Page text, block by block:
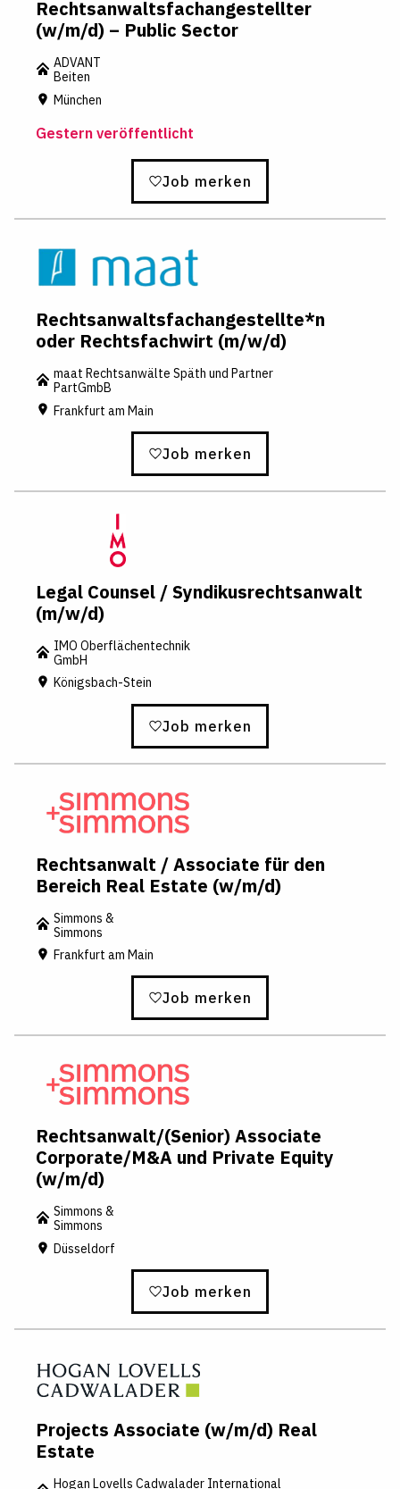
Rechtsanwaltsfachangestellter
(w/m/d) – Public Sector
ADVANT
Beiten
München
Gestern veröffentlicht
Job merken
Rechtsanwaltsfachangestellte*n
oder Rechtsfachwirt (m/w/d)
maat Rechtsanwälte Späth und Partner
PartGmbB
Frankfurt am Main
Job merken
Legal Counsel / Syndikusrechtsanwalt
(m/w/d)
IMO Oberflächentechnik
GmbH
Königsbach-Stein
Job merken
Rechtsanwalt / Associate für den
Bereich Real Estate (w/m/d)
Simmons &
Simmons
Frankfurt am Main
Job merken
Rechtsanwalt/(Senior) Associate
Corporate/M&A und Private Equity
(w/m/d)
Simmons &
Simmons
Düsseldorf
Job merken
Projects Associate (w/m/d) Real
Estate
Hogan Lovells Cadwalader International